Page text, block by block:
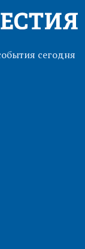
сегодня